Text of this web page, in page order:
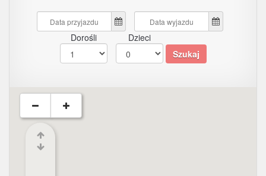
Dorośli
Dzieci
Szukaj